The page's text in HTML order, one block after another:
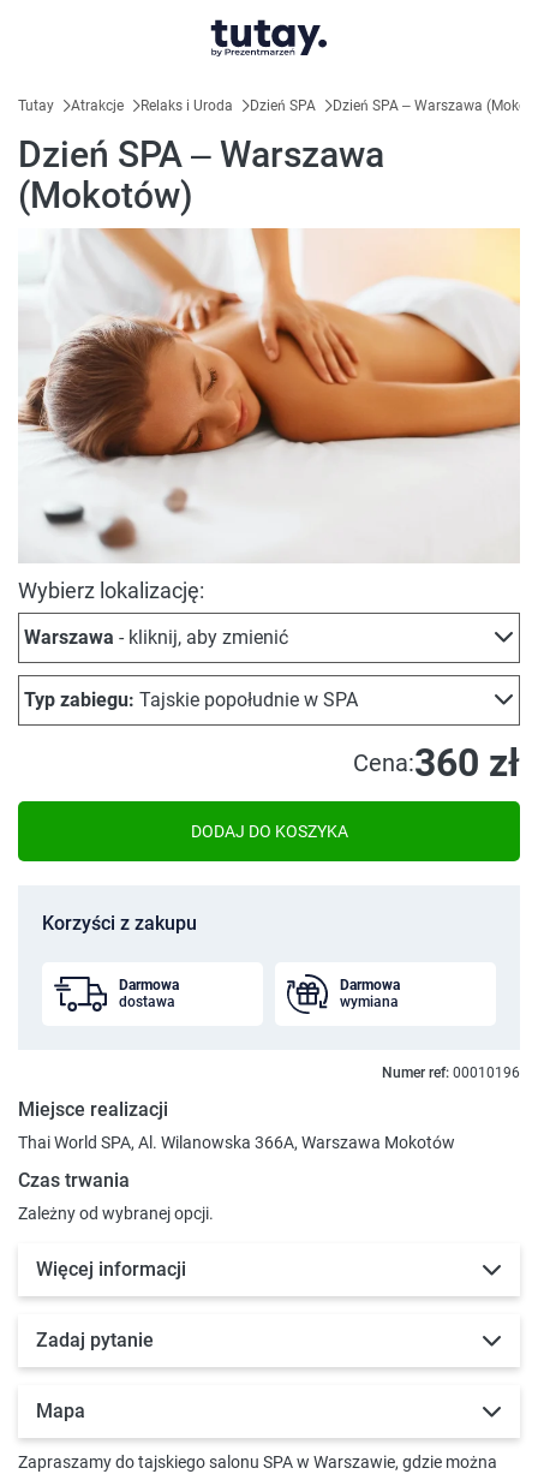
Tutay Atrakcje Relaks i Uroda Dzień SPA Dzień SPA – Warszawa
Dzień SPA – Warszawa
(Mokotów)
Wybierz lokalizację:
Warszawa - kliknij, aby zmienić
Typ zabiegu: Tajskie popołudnie w SPA
Cena:360 zł
DODAJ DO KOSZYKA
Korzyści z zakupu
Darmowa
dostawa
Darmowa
wymiana
Numer ref: 00010196
Miejsce realizacji
Thai World SPA, Al. Wilanowska 366A, Warszawa Mokotów
Czas trwania
Zależny od wybranej opcji.
Więcej informacji
Zadaj pytanie
Mapa
Zapraszamy do tajskiego salonu SPA w Warszawie, gdzie można